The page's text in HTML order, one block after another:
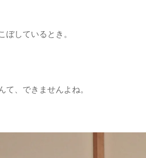
ぼしているとき。
て、できませんよね。